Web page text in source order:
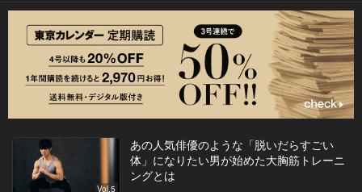
Vol.5
あの人気俳優のような「脱いだらすごい
体」になりたい男が始めた大胸筋トレーニ
ングとは